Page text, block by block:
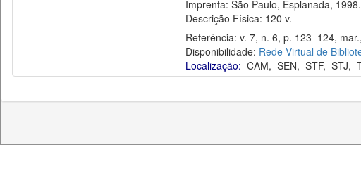
Imprenta: São Paulo, Esplanada, 1998.
Descrição Física: 120 v.
Referência: v. 7, n. 6, p. 123–124,
Disponibilidade: Rede Virtual de
Localização: CAM, SEN, STF, STJ,